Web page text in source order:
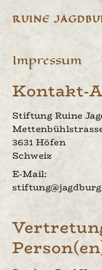
RUINE
Impressum
Kontakt-
Stiftung Ruine
3631 Höfen
Schweiz
E-Mail: